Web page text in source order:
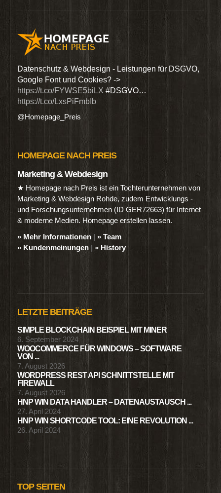
Datenschutz & Webdesign - Leistungen für DSGVO,
Google Font und Cookies? ->
https://t.co/FYWSE5biLX #DSGVO…
https://t.co/LxsPiFmbIb
@Homepage_Preis
HOMEPAGE NACH PREIS
Marketing & Webdesign
★ Homepage nach Preis ist ein Tochterunternehmen von
Marketing & Webdesign Rohde, zudem Entwicklungs -
und Forschungsunternehmen (ID GER72663) für Internet
& moderne Medien. Homepage erstellen lassen.
» Mehr Informationen | » Team
» Kundenmeinungen | » History
LETZTE BEITRÄGE
SIMPLE BLOCKCHAIN BEISPIEL MIT MINER
6. September 2024
WOOCOMMERCE FÜR WINDOWS – SOFTWARE
VON ...
7. August 2026
WORDPRESS REST API SCHNITTSTELLE MIT
FIREWALL
7. August 2026
HNP WIN DATA HANDLER – DATENAUSTAUSCH ...
27. April 2024
HNP WIN SHORTCODE TOOL: EINE REVOLUTION ...
26. April 2024
TOP SEITEN